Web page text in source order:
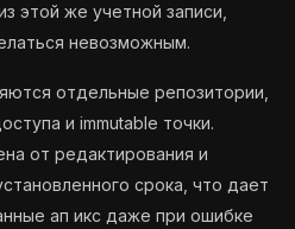
этой же учетной записи,
невозможным.
отдельные репозитории,
и immutable точки.
от редактирования и
срока, что дает
ап икс даже при ошибке